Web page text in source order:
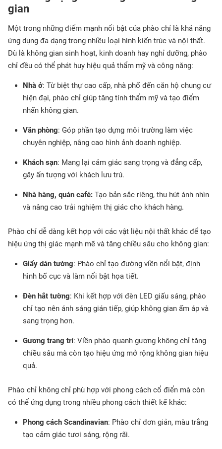
gian
Một trong những điểm mạnh nổi bật của phào chỉ là khả năng
ứng dụng đa dạng trong nhiều loại hình kiến trúc và nội thất.
Dù là không gian sinh hoạt, kinh doanh hay nghỉ dưỡng, phào
chỉ đều có thể phát huy hiệu quả thẩm mỹ và công năng:
Nhà ở: Từ biệt thự cao cấp, nhà phố đến căn hộ chung cư
hiện đại, phào chỉ giúp tăng tính thẩm mỹ và tạo điểm
nhấn không gian.
Văn phòng: Góp phần tạo dựng môi trường làm việc
chuyên nghiệp, nâng cao hình ảnh doanh nghiệp.
Khách sạn: Mang lại cảm giác sang trọng và đẳng cấp,
gây ấn tượng với khách lưu trú.
Nhà hàng, quán café: Tạo bản sắc riêng, thu hút ánh nhìn
và nâng cao trải nghiệm thị giác cho khách hàng.
Phào chỉ dễ dàng kết hợp với các vật liệu nội thất khác để tạo
hiệu ứng thị giác mạnh mẽ và tăng chiều sâu cho không gian:
Giấy dán tường: Phào chỉ tạo đường viền nổi bật, định
hình bố cục và làm nổi bật họa tiết.
Đèn hắt tường: Khi kết hợp với đèn LED giấu sáng, phào
chỉ tạo nên ánh sáng gián tiếp, giúp không gian ấm áp và
sang trọng hơn.
Gương trang trí: Viền phào quanh gương không chỉ tăng
chiều sâu mà còn tạo hiệu ứng mở rộng không gian hiệu
quả.
Phào chỉ không chỉ phù hợp với phong cách cổ điển mà còn
có thể ứng dụng trong nhiều phong cách thiết kế khác:
Phong cách Scandinavian: Phào chỉ đơn giản, màu trắng
tạo cảm giác tươi sáng, rộng rãi.